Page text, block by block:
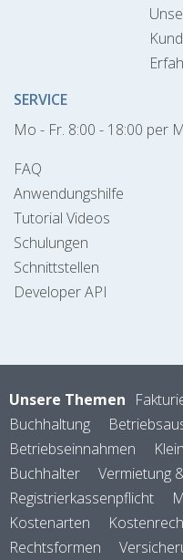
SERVICE
Mo - Fr. 8:00 - 18:00 per
FAQ
Anwendungshilfe
Tutorial Videos
Schulungen
Schnittstellen
Developer API
Unsere Themen
Buchhaltung
Betriebseinnahmen
Buchhalter
Vermietung
Registrierkassenpflicht
Kostenarten
Rechtsformen